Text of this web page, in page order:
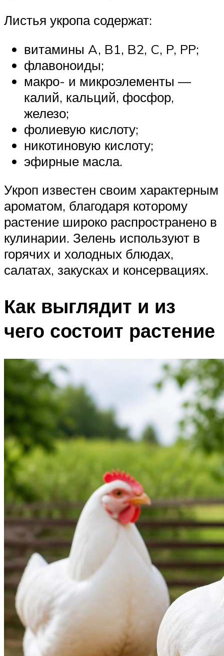
Листья укропа содержат:
витамины A, B1, B2, C, P, PP;
флавоноиды;
макро- и микроэлементы —
калий, кальций, фосфор,
железо;
фолиевую кислоту;
никотиновую кислоту;
эфирные масла.
Укроп известен своим характерным
ароматом, благодаря которому
растение широко распространено в
кулинарии. Зелень используют в
горячих и холодных блюдах,
салатах, закусках и консервациях.
Как выглядит и из
чего состоит растение